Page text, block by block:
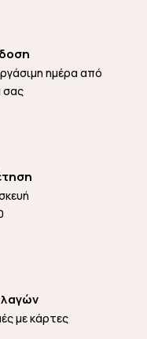
ημέρα από
σας
με κάρτες